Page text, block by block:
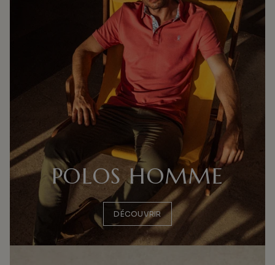
POLOS HOMME
DÉCOUVRIR